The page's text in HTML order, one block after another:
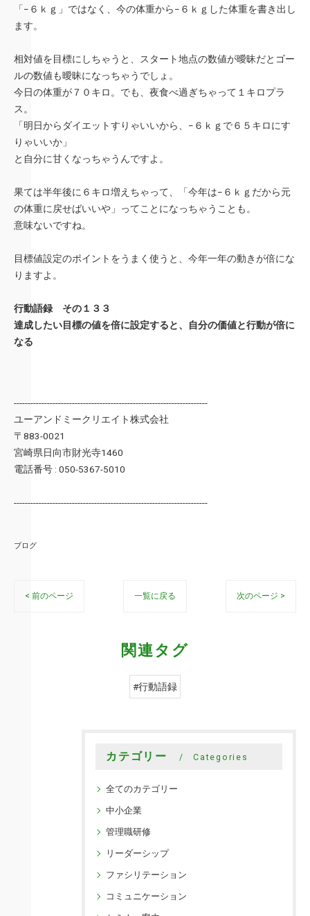
「−６ｋｇ」ではなく、今の体重から−６ｋｇした体重を書き出し
ます。
相対値を目標にしちゃうと、スタート地点の数値が曖昧だとゴー
ルの数値も曖昧になっちゃうでしょ。
今日の体重が７０キロ。でも、夜食べ過ぎちゃって１キロプラ
ス。
「明日からダイエットすりゃいいから、−６ｋｇで６５キロにす
りゃいいか」
と自分に甘くなっちゃうんですよ。
果ては半年後に６キロ増えちゃって、「今年は−６ｋｇだから元
の体重に戻せばいいや」ってことになっちゃうことも。
意味ないですね。
目標値設定のポイントをうまく使うと、今年一年の動きが倍にな
りますよ。
行動語録 その１３３
達成したい目標の値を倍に設定すると、自分の価値と行動が倍に
なる
----------------------------------------------------------------------
ユーアンドミークリエイト株式会社
〒883-0021
宮崎県日向市財光寺1460
電話番号 : 050-5367-5010
----------------------------------------------------------------------
ブログ
< 前のページ 一覧に戻る 次のページ >
関連タグ
#行動語録
カテゴリー Categories
全てのカテゴリー
中小企業
管理職研修
リーダーシップ
ファシリテーション
コミュニケーション